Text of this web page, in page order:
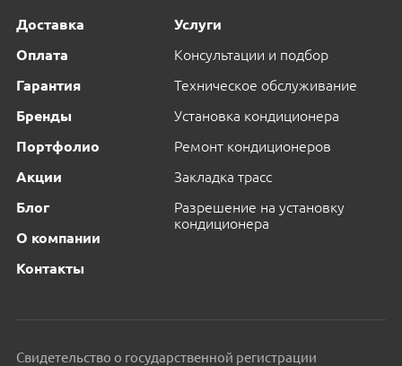
Доставка
Оплата
Гарантия
Бренды
Портфолио
Акции
Блог
О компании
Контакты
Услуги
Консультации и подбор
Техническое обслуживание
Установка кондиционера
Ремонт кондиционеров
Закладка трасс
Разрешение на установку
кондиционера
Свидетельство о государственной регистрации